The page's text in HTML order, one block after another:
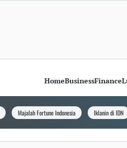
HomeBusinessFinance
Majalah Fortune Indonesia Iklanin di IDN